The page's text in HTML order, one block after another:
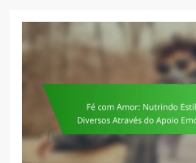
content